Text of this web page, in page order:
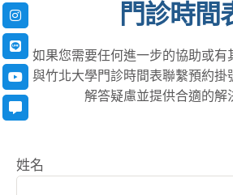
門診時間
如果您需要任何進一步的協助或有
與竹北大學門診時間表聯繫預約掛
解答疑慮並提供合適的解
姓名